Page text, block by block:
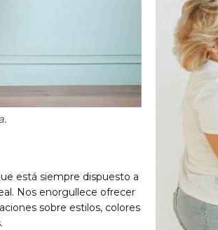
está siempre dispuesto a
Nos enorgullece ofrecer
sobre estilos, colores